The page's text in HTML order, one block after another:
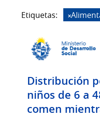
Etiquetas:
Distribución
niños de 6 a
comen